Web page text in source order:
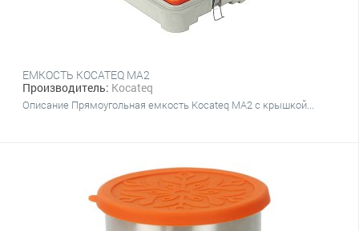
ЕМКОСТЬ KOCATEQ MA2
Производитель: Kocateq
Описание Прямоугольная емкость Kocateq MA2 с крышкой...